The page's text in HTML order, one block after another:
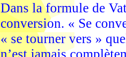
Dans la formule de
conversion. « Se
« se tourner vers »
n’est jamais